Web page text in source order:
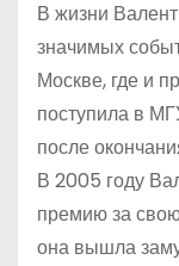
В жизни
значимых
Москве, где и
поступила в
после
В 2005 году
премию за
она вышла